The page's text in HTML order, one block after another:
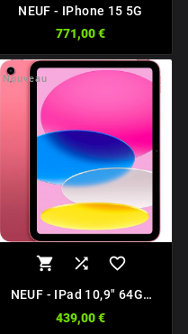
NEUF - IPhone 15 5G
771,00 €
Nouveau
  
NEUF - IPad 10,9" 64Go
439,00 €